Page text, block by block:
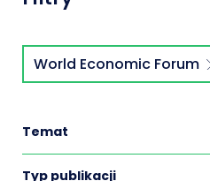
World Economic Forum
Temat
Typ publikacji
ZAPISZ